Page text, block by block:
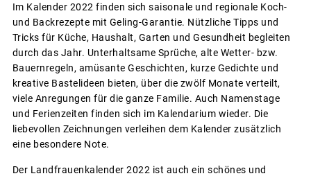
Im Kalender 2022 finden sich saisonale und regionale Koch-
und Backrezepte mit Geling-Garantie. Nützliche Tipps und
Tricks für Küche, Haushalt, Garten und Gesundheit begleiten
durch das Jahr. Unterhaltsame Sprüche, alte Wetter- bzw.
Bauernregeln, amüsante Geschichten, kurze Gedichte und
kreative Bastelideen bieten, über die zwölf Monate verteilt,
viele Anregungen für die ganze Familie. Auch Namenstage
und Ferienzeiten finden sich im Kalendarium wieder. Die
liebevollen Zeichnungen verleihen dem Kalender zusätzlich
eine besondere Note.
Der Landfrauenkalender 2022 ist auch ein schönes und